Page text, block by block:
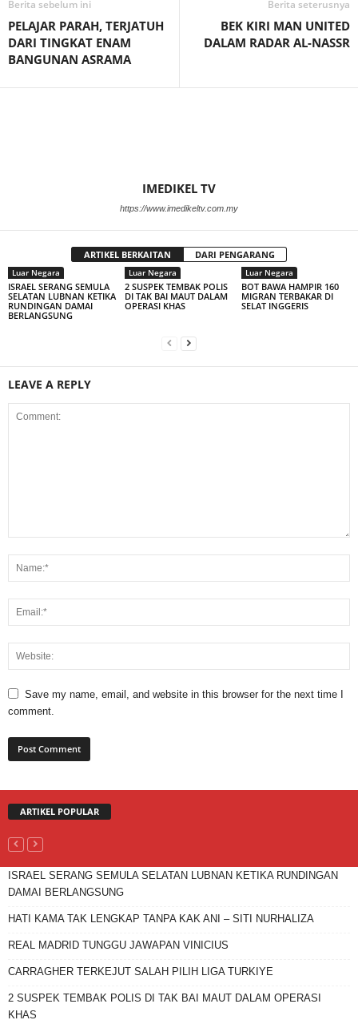
Berita sebelum ini
PELAJAR PARAH, TERJATUH
DARI TINGKAT ENAM
BANGUNAN ASRAMA
Berita seterusnya
BEK KIRI MAN UNITED
DALAM RADAR AL-NASSR
IMEDIKEL TV
https://www.imedikeltv.com.my
ARTIKEL BERKAITAN DARI PENGARANG
Luar Negara
ISRAEL SERANG SEMULA
SELATAN LUBNAN KETIKA
RUNDINGAN DAMAI
BERLANGSUNG
Luar Negara
2 SUSPEK TEMBAK POLIS
DI TAK BAI MAUT DALAM
OPERASI KHAS
Luar Negara
BOT BAWA HAMPIR 160
MIGRAN TERBAKAR DI
SELAT INGGERIS
LEAVE A REPLY
Save my name, email, and website in this browser for the next time I
comment.
ARTIKEL POPULAR
ISRAEL SERANG SEMULA SELATAN LUBNAN KETIKA RUNDINGAN
DAMAI BERLANGSUNG
HATI KAMA TAK LENGKAP TANPA KAK ANI – SITI NURHALIZA
REAL MADRID TUNGGU JAWAPAN VINICIUS
CARRAGHER TERKEJUT SALAH PILIH LIGA TURKIYE
2 SUSPEK TEMBAK POLIS DI TAK BAI MAUT DALAM OPERASI
KHAS